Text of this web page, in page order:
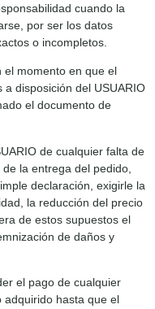
cuando la
por ser los datos
o incompletos.
el momento en que el
disposición del USUARIO
el documento de
de cualquier falta de
la entrega del pedido,
declaración, exigirle la
la reducción del precio
de estos supuestos el
de daños y
el pago de cualquier
adquirido hasta que el